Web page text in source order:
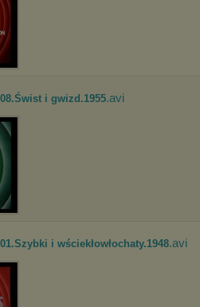
i gwizd.1955.avi
i wściekłowłochaty.1948.avi